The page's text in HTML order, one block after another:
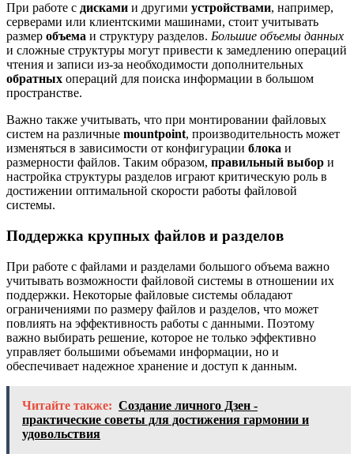
При работе с дисками и другими устройствами, например,
серверами или клиентскими машинами, стоит учитывать
размер объема и структуру разделов. Большие объемы данных
и сложные структуры могут привести к замедлению операций
чтения и записи из-за необходимости дополнительных
обратных операций для поиска информации в большом
пространстве.
Важно также учитывать, что при монтировании файловых
систем на различные mountpoint, производительность может
изменяться в зависимости от конфигурации блока и
размерности файлов. Таким образом, правильный выбор и
настройка структуры разделов играют критическую роль в
достижении оптимальной скорости работы файловой
системы.
Поддержка крупных файлов и разделов
При работе с файлами и разделами большого объема важно
учитывать возможности файловой системы в отношении их
поддержки. Некоторые файловые системы обладают
ограничениями по размеру файлов и разделов, что может
повлиять на эффективность работы с данными. Поэтому
важно выбирать решение, которое не только эффективно
управляет большими объемами информации, но и
обеспечивает надежное хранение и доступ к данным.
Читайте также: Создание личного Дзен -
практические советы для достижения гармонии и
удовольствия